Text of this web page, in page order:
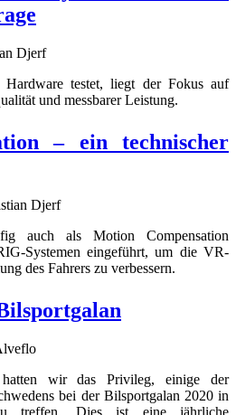
Djerf
testet, liegt der Fokus auf
und messbarer Leistung.
– ein technischer
Djerf
auch als Motion Compensation
Systemen eingeführt, um die VR-
des Fahrers zu verbessern.
hatten wir das Privileg, einige der
bei der Bilsportgalan 2020 in
treffen. Dies ist eine jährliche